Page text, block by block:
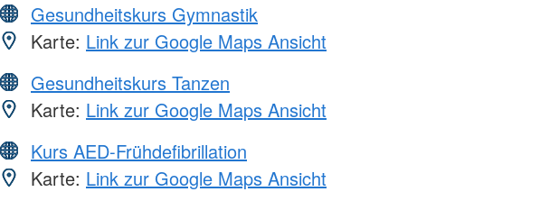
Gesundheitskurs Gymnastik
Karte: Link zur Google Maps Ansicht
Gesundheitskurs Tanzen
Karte: Link zur Google Maps Ansicht
Kurs AED-Frühdefibrillation
Karte: Link zur Google Maps Ansicht